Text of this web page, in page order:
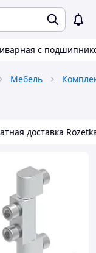
с
Мебель
доставка